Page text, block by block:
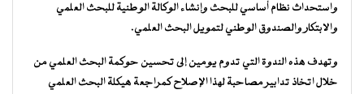
واستحداث نظام أساسي للبحث وإنشاء الوكالة الوطنية للبحث العلمي
والابتكار والصندوق الوطني لتمويل البحث العلمي.
وتهدف هذه الندوة التي تدوم يومين إلى تحسين حوكمة البحث العلمي من
خلال اتخاذ تدابير مصاحبة لهذا الإصلاح كمراجعة هيكلة البحث العلمي